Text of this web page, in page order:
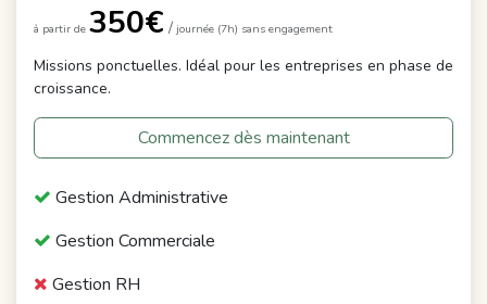
à partir de 350€ / journée (7h) sans engagement
Missions ponctuelles. Idéal pour les entreprises en phase de
croissance.
Commencez dès maintenant
Gestion Administrative
Gestion Commerciale
Gestion RH